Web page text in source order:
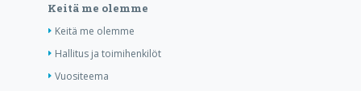
Keitä me olemme
Keitä me olemme
Hallitus ja toimihenkilöt
Vuositeema